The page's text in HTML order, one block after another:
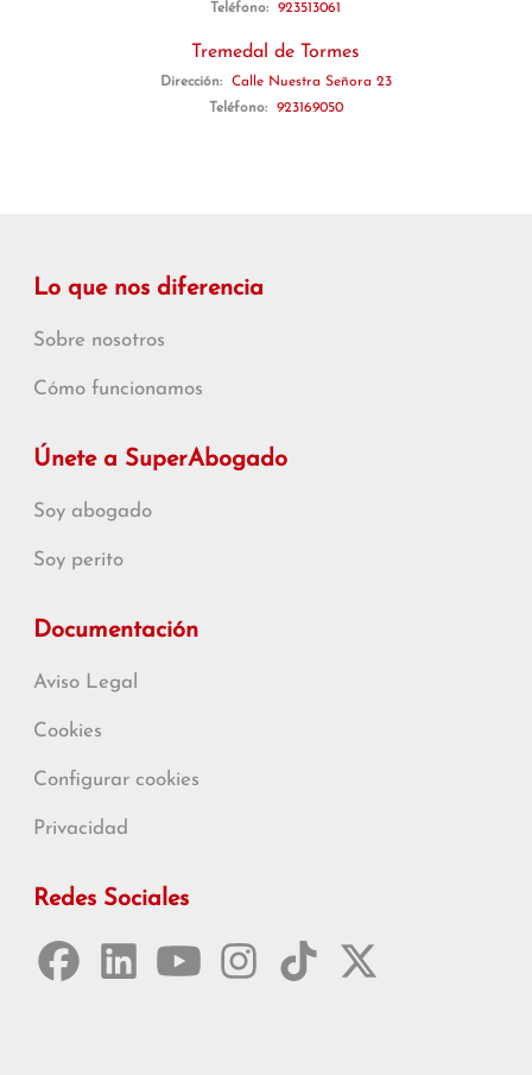
Teléfono:
923513061
Tremedal de Tormes
Dirección:
Calle Nuestra Señora 23
Teléfono:
923169050
Lo que nos diferencia
Sobre nosotros
Cómo funcionamos
Únete a SuperAbogado
Soy abogado
Soy perito
Documentación
Aviso Legal
Cookies
Configurar cookies
Privacidad
Redes Sociales